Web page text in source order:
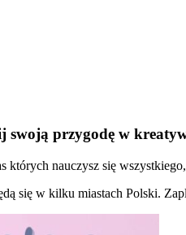
przygodę w
nauczysz się
się w kilku miastach Polski.